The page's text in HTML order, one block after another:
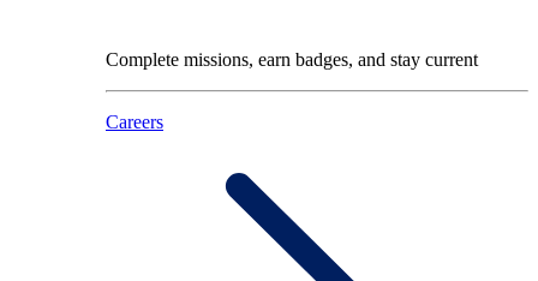
Complete missions, earn badges, and stay current
Careers